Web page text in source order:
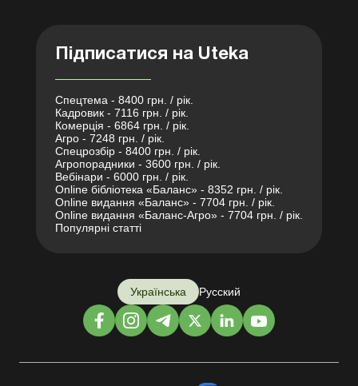
Підписатися на Uteka
Спецтема - 8400 грн. / рік.
Кадровик - 7116 грн. / рік.
Комерція - 6864 грн. / рік.
Агро - 7248 грн. / рік.
Спецрозбір - 8400 грн. / рік.
Агропорадники - 3600 грн. / рік.
Вебінари - 6000 грн. / рік.
Online бібліотека «Баланс» - 8352 грн. / рік.
Online видання «Баланс» - 7704 грн. / рік.
Online видання «Баланс-Агро» - 7704 грн. / рік.
Популярні статті
Українська Русский